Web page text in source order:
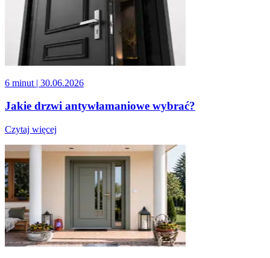
6 minut | 30.06.2026
Jakie drzwi antywłamaniowe wybrać?
Czytaj więcej